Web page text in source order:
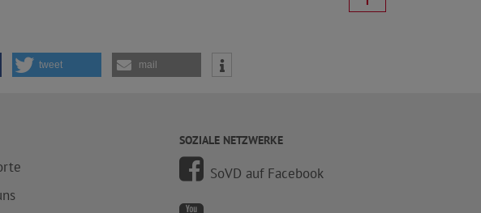
tweet mail
SOZIALE NETZWERKE
SoVD auf Facebook